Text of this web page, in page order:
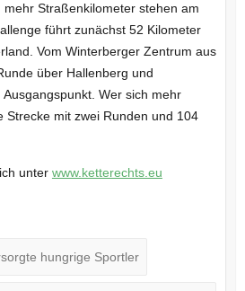
Straßenkilometer stehen am
führt zunächst 52 Kilometer
Vom Winterberger Zentrum aus
über Hallenberg und
Wer sich mehr
Strecke mit zwei Runden und 104
unter www.ketterechts.eu
hungrige Sportler